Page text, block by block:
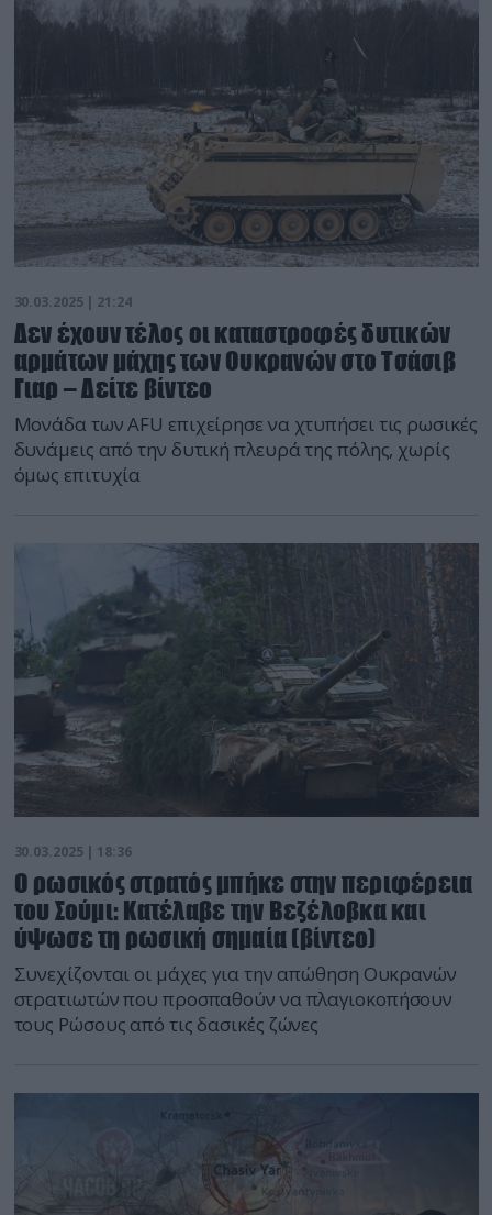
30.03.2025 | 21:24
Δεν έχουν τέλος οι καταστροφές δυτικών
αρμάτων μάχης των Ουκρανών στο Τσάσιβ
Γιαρ – Δείτε βίντεο
Μονάδα των AFU επιχείρησε να χτυπήσει τις ρωσικές
δυνάμεις από την δυτική πλευρά της πόλης, χωρίς
όμως επιτυχία
30.03.2025 | 18:36
Ο ρωσικός στρατός μπήκε στην περιφέρεια
του Σούμι: Κατέλαβε την Βεζέλοβκα και
ύψωσε τη ρωσική σημαία (βίντεο)
Συνεχίζονται οι μάχες για την απώθηση Ουκρανών
στρατιωτών που προσπαθούν να πλαγιοκοπήσουν
τους Ρώσους από τις δασικές ζώνες